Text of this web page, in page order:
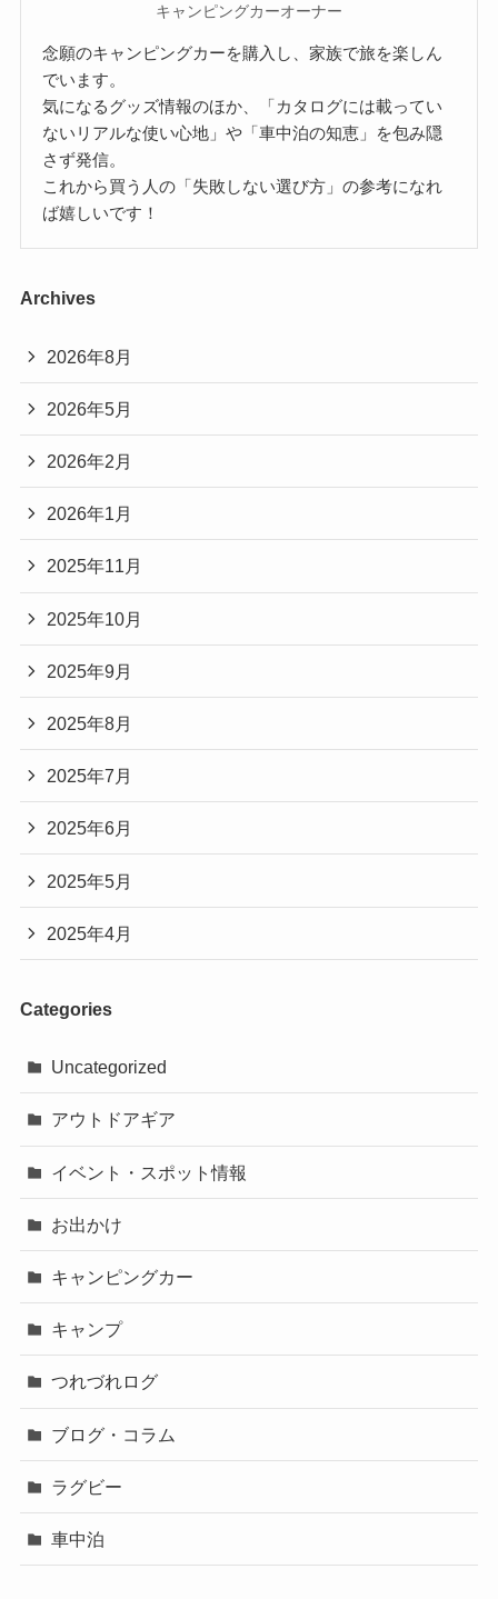
キャンピングカーオーナー
念願のキャンピングカーを購入し、家族で旅を楽しん
でいます。
気になるグッズ情報のほか、「カタログには載ってい
ないリアルな使い心地」や「車中泊の知恵」を包み隠
さず発信。
これから買う人の「失敗しない選び方」の参考になれ
ば嬉しいです！
Archives
2026年8月
2026年5月
2026年2月
2026年1月
2025年11月
2025年10月
2025年9月
2025年8月
2025年7月
2025年6月
2025年5月
2025年4月
Categories
Uncategorized
アウトドアギア
イベント・スポット情報
お出かけ
キャンピングカー
キャンプ
つれづれログ
ブログ・コラム
ラグビー
車中泊